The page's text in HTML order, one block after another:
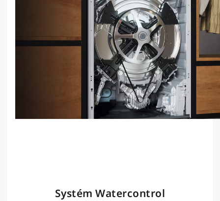
Systém Watercontrol